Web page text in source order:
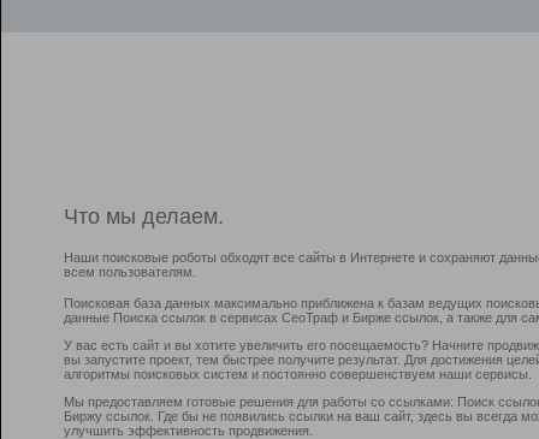
Что мы делаем.
Наши поисковые роботы обходят все сайты в Интернете и сохраняют
всем пользователям.
Поисковая база данных максимально приближена к базам ведущих
данные Поиска ссылок в сервисах СеоТраф и Бирже ссылок, а также для
У вас есть сайт и вы хотите увеличить его посещаемость? Начните
вы запустите проект, тем быстрее получите результат. Для достижения
алгоритмы поисковых систем и постоянно совершенствуем наши сервисы.
Мы предоставляем готовые решения для работы со ссылками: Поиск
Биржу ссылок. Где бы не появились ссылки на ваш сайт, здесь вы всегда
улучшить эффективность продвижения.